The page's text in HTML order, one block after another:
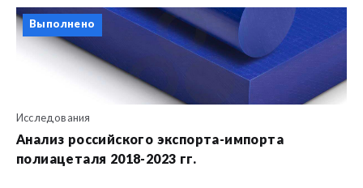
Выполнено
Исследования
Анализ российского экспорта-импорта
полиацеталя 2018-2023 гг.